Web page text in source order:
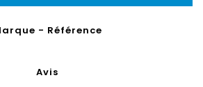
- Référence
Avis